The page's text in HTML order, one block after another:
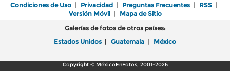
Condiciones de Uso | Privacidad | Preguntas Frecuentes | RSS |
Versión Móvil| Mapa de Sitio
Galerías de fotos de otros países:
Estados Unidos | Guatemala | México
Copyright © MéxicoEnFotos, 2001-2026